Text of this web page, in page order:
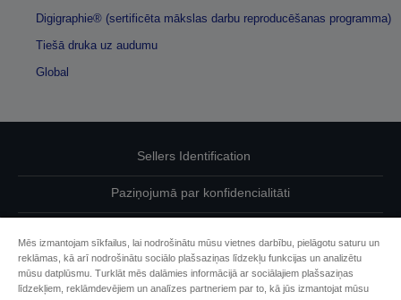
Digigraphie® (sertificēta mākslas darbu reproducēšanas programma)
Tiešā druka uz audumu
Global
Sellers Identification
Paziņojumā par konfidencialitāti
Sazinieties ar mums par saviem datiem
Mēs izmantojam sīkfailus, lai nodrošinātu mūsu vietnes darbību, pielāgotu saturu un
reklāmas, kā arī nodrošinātu sociālo plašsaziņas līdzekļu funkcijas un analizētu
mūsu datplūsmu. Turklāt mēs dalāmies informācijā ar sociālajiem plašsaziņas
līdzekļiem, reklāmdevējiem un analīzes partneriem par to, kā jūs izmantojat mūsu